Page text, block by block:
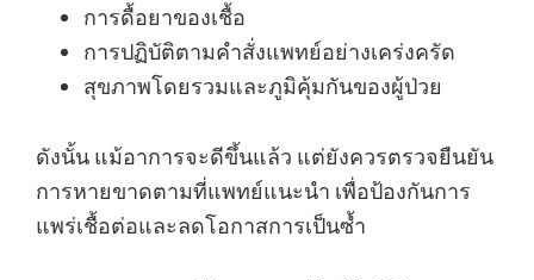
การดื้อยาของเชื้อ
การปฏิบัติตามคำสั่งแพทย์อย่างเคร่งครัด
สุขภาพโดยรวมและภูมิคุ้มกันของผู้ป่วย
ดังนั้น แม้อาการจะดีขึ้นแล้ว แต่ยังควรตรวจยืนยัน
การหายขาดตามที่แพทย์แนะนำ เพื่อป้องกันการ
แพร่เชื้อต่อและลดโอกาสการเป็นซ้ำ